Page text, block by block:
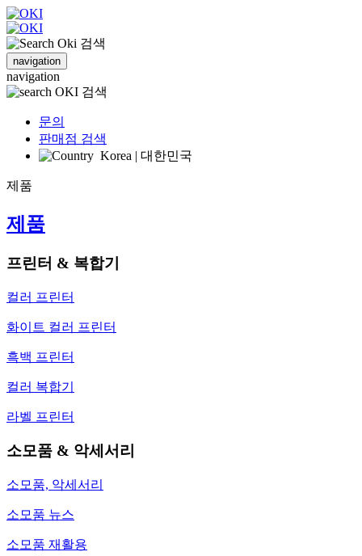
검색
navigation
navigation
검색
문의
판매점 검색
Korea | 대한민국
제품
제품
프린터 & 복합기
컬러 프린터
화이트 컬러 프린터
흑백 프린터
컬러 복합기
라벨 프린터
소모품 & 악세서리
소모품, 악세서리
소모품 뉴스
소모품 재활용